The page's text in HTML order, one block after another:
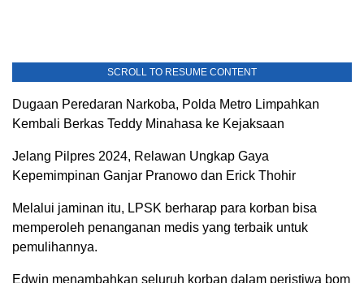
SCROLL TO RESUME CONTENT
Dugaan Peredaran Narkoba, Polda Metro Limpahkan
Kembali Berkas Teddy Minahasa ke Kejaksaan
Jelang Pilpres 2024, Relawan Ungkap Gaya
Kepemimpinan Ganjar Pranowo dan Erick Thohir
Melalui jaminan itu, LPSK berharap para korban bisa
memperoleh penanganan medis yang terbaik untuk
pemulihannya.
Edwin menambahkan seluruh korban dalam peristiwa bom